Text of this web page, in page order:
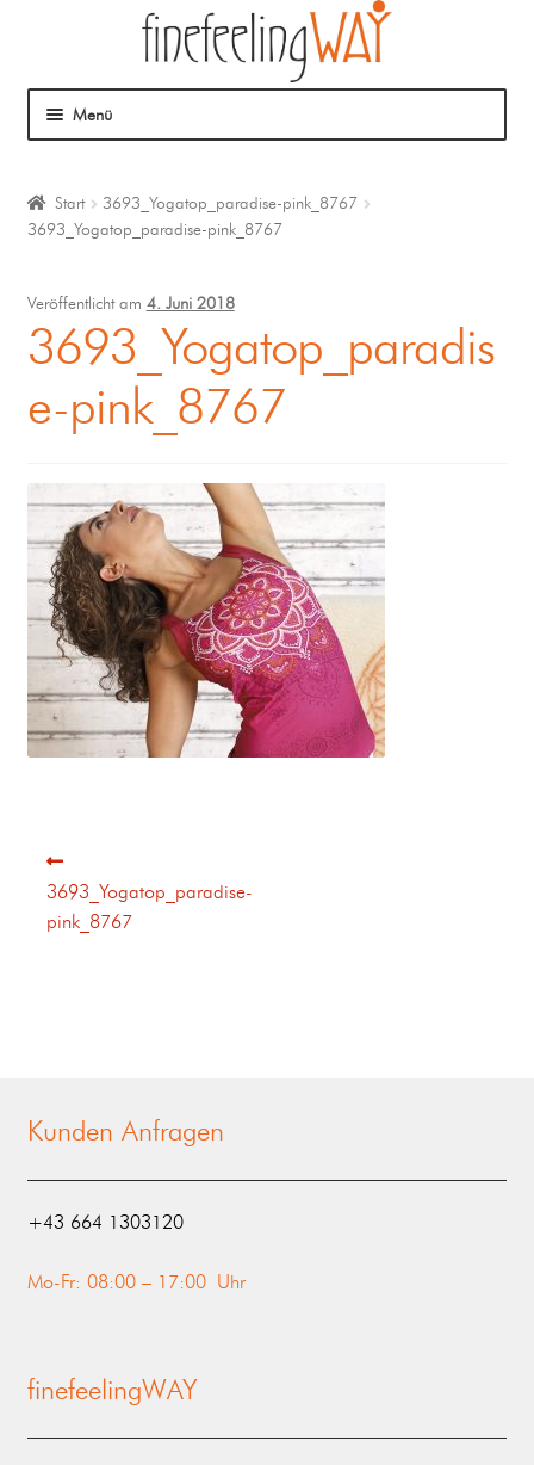
Menü
Mein Angebot
Coaching
Klangmassage
Start
3693_Yogatop_paradise-pink_8767
3693_Yogatop_paradise-pink_8767
Veröffentlicht am 4. Juni 2018
3693_Yogatop_paradis
e-pink_8767
3693_Yogatop_paradise-
pink_8767
Kunden Anfragen
‭+43 664 1303120‬
Mo-Fr: 08:00 – 17:00 Uhr
finefeelingWAY